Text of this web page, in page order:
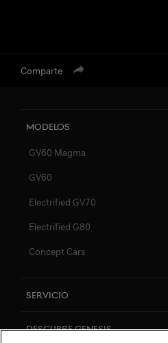
Comparte
Modelos
GV60 Magma
GV60
Electrified GV70
Electrified G80
Concept Cars
Servicio
Descubre Genesis